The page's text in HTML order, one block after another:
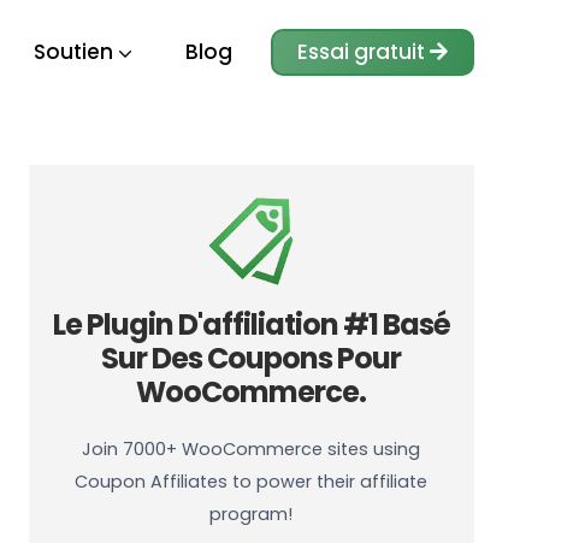
Soutien Blog Essai gratuit
Le Plugin D'affiliation #1 Basé
Sur Des Coupons Pour
WooCommerce.
Join 7000+ WooCommerce sites using
Coupon Affiliates to power their affiliate
program!